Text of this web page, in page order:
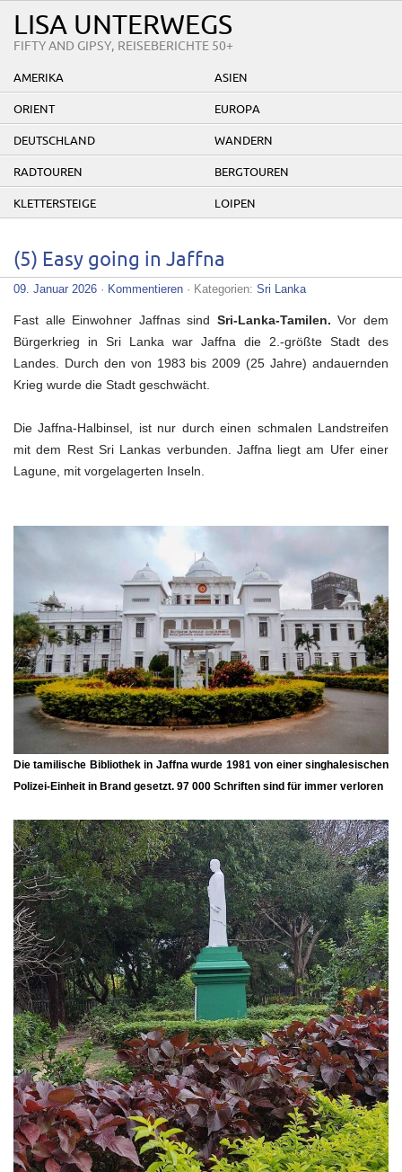
LISA UNTERWEGS
FIFTY AND GIPSY, REISEBERICHTE 50+
AMERIKA ASIEN
ORIENT EUROPA
DEUTSCHLAND WANDERN
RADTOUREN BERGTOUREN
KLETTERSTEIGE LOIPEN
(5) Easy going in Jaffna
09. Januar 2026 · Kommentieren · Kategorien: Sri Lanka
Fast alle Einwohner Jaffnas sind Sri-Lanka-Tamilen. Vor dem
Bürgerkrieg in Sri Lanka war Jaffna die 2.-größte Stadt des
Landes. Durch den von 1983 bis 2009 (25 Jahre) andauernden
Krieg wurde die Stadt geschwächt.
Die Jaffna-Halbinsel, ist nur durch einen schmalen Landstreifen
mit dem Rest Sri Lankas verbunden. Jaffna liegt am Ufer einer
Lagune, mit vorgelagerten Inseln.
Die tamilische Bibliothek in Jaffna wurde 1981 von einer singhalesischen
Polizei-Einheit in Brand gesetzt. 97 000 Schriften sind für immer verloren